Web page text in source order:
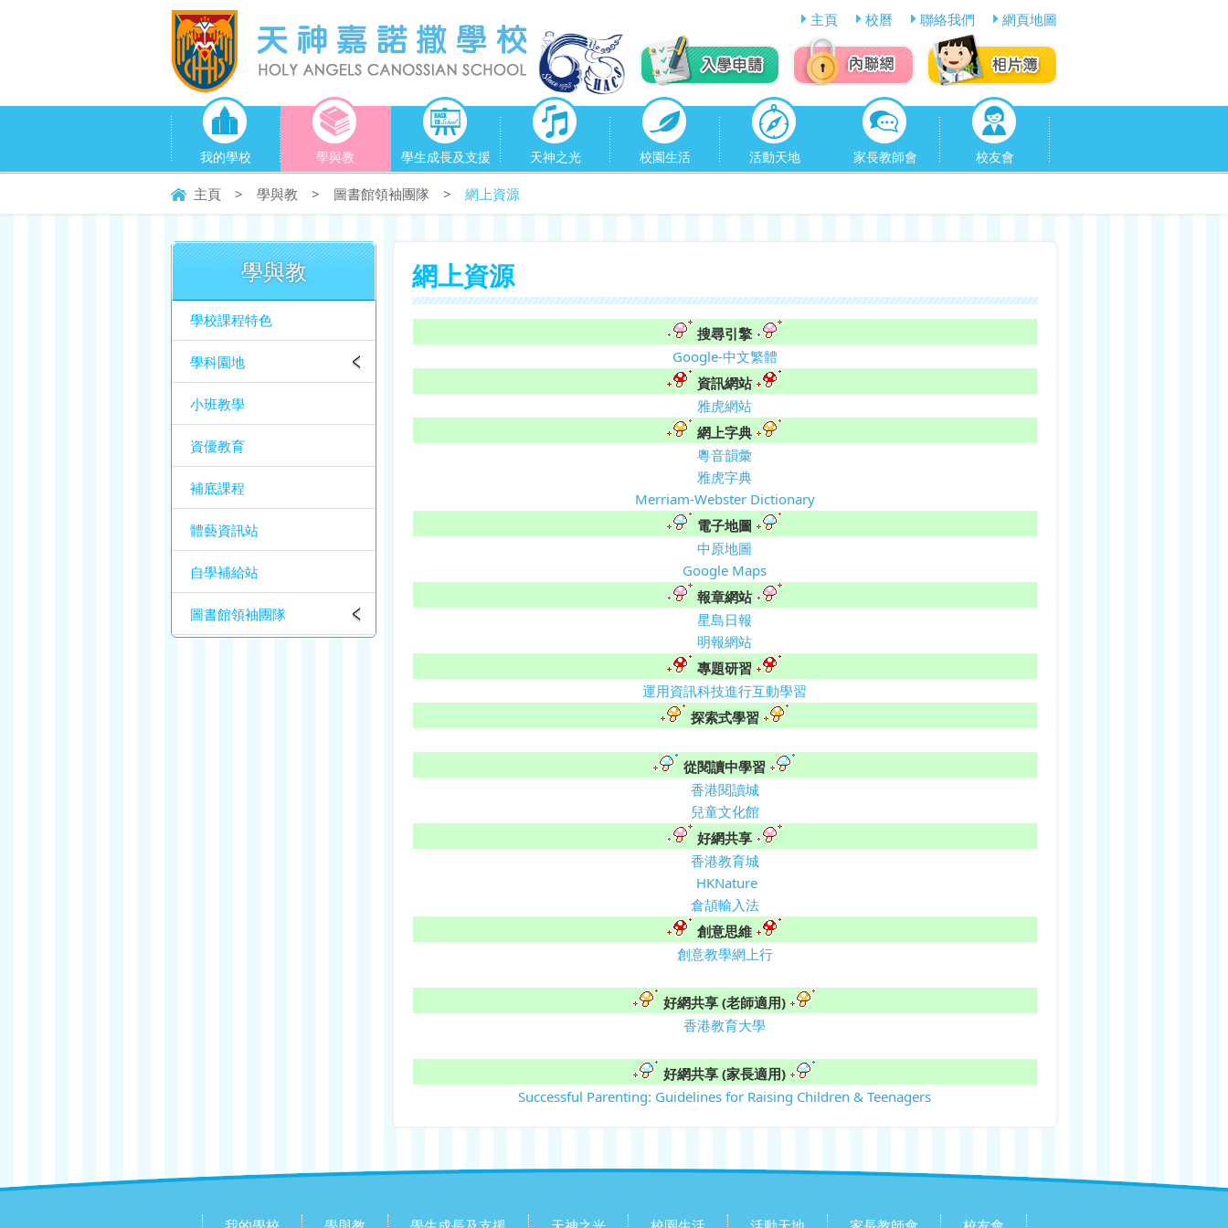
主頁 校曆 聯絡我們 網頁地圖
我的學校 學與教 學生成長及支援 天神之光 校園生活 活動天地 家長教師會 校友會
主頁 > 學與教 > 圖書館領袖團隊 > 網上資源
網上資源
搜尋引擎
Google-中文繁體
資訊網站
雅虎網站
網上字典
粵音韻彙
雅虎字典
Merriam-Webster Dictionary
電子地圖
中原地圖
Google Maps
報章網站
星島日報
明報網站
專題研習
運用資訊科技進行互動學習
探索式學習
從閱讀中學習
香港閱讀城
兒童文化館
好網共享
香港教育城
HKNature
倉頡輸入法
創意思維
創意教學網上行
好網共享 (老師適用)
香港教育大學
好網共享 (家長適用)
Successful Parenting: Guidelines for Raising Children & Teenagers
學與教
學校課程特色
學科園地
小班教學
資優教育
補底課程
體藝資訊站
自學補給站
圖書館領袖團隊